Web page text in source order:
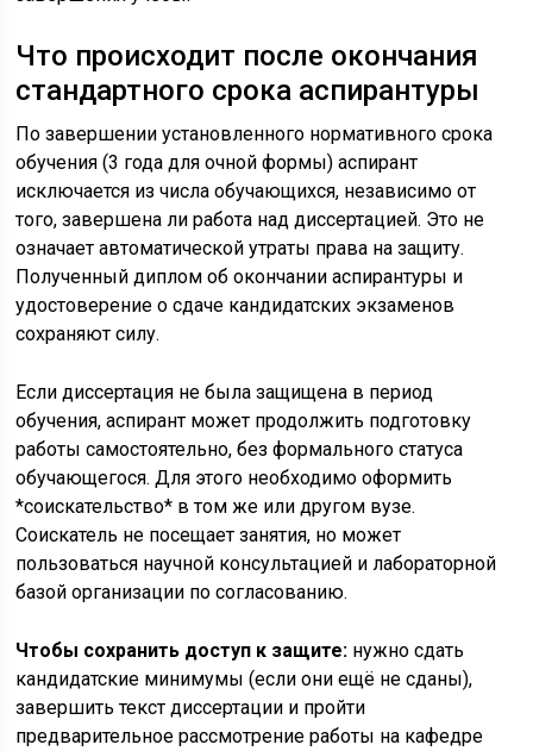
Что происходит после окончания
стандартного срока аспирантуры
По завершении установленного нормативного срока
обучения (3 года для очной формы) аспирант
исключается из числа обучающихся, независимо от
того, завершена ли работа над диссертацией. Это не
означает автоматической утраты права на защиту.
Полученный диплом об окончании аспирантуры и
удостоверение о сдаче кандидатских экзаменов
сохраняют силу.
Если диссертация не была защищена в период
обучения, аспирант может продолжить подготовку
работы самостоятельно, без формального статуса
обучающегося. Для этого необходимо оформить
*соискательство* в том же или другом вузе.
Соискатель не посещает занятия, но может
пользоваться научной консультацией и лабораторной
базой организации по согласованию.
Чтобы сохранить доступ к защите: нужно сдать
кандидатские минимумы (если они ещё не сданы),
завершить текст диссертации и пройти
предварительное рассмотрение работы на кафедре